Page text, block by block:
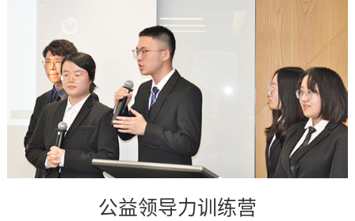
公益领导力训练营